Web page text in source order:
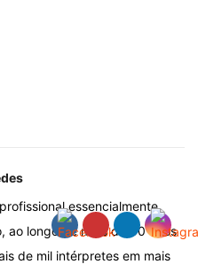
essencialmente
ao longo de mais de 50 anos
de mil intérpretes em mais